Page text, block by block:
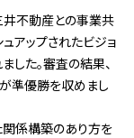
井不動産との事業共
アップされたビジョ
した。審査の結果、
準優勝を収めまし
関係構築のあり方を